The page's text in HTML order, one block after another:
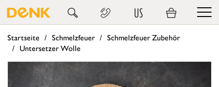
US
Startseite Schmelzfeuer
Schmelzfeuer Zubehör
Untersetzer Wolle